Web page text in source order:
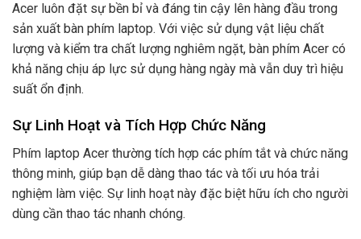
Acer luôn đặt sự bền bỉ và đáng tin cậy lên hàng đầu trong
sản xuất bàn phím laptop. Với việc sử dụng vật liệu chất
lượng và kiểm tra chất lượng nghiêm ngặt, bàn phím Acer có
khả năng chịu áp lực sử dụng hàng ngày mà vẫn duy trì hiệu
suất ổn định.
Sự Linh Hoạt và Tích Hợp Chức Năng
Phím laptop Acer thường tích hợp các phím tắt và chức năng
thông minh, giúp bạn dễ dàng thao tác và tối ưu hóa trải
nghiệm làm việc. Sự linh hoạt này đặc biệt hữu ích cho người
dùng cần thao tác nhanh chóng.